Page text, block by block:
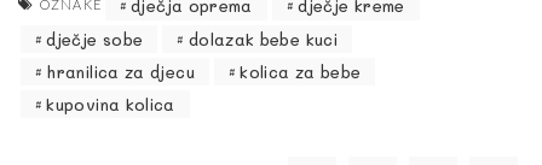
OZNAKE dječja oprema
dječje kreme
dječje sobe
dolazak bebe kuci
hranilica za djecu
kolica za bebe
kupovina kolica